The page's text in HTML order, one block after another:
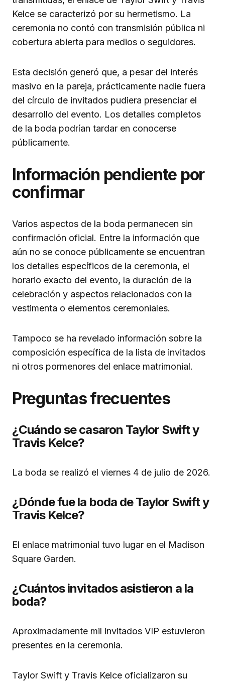
Kelce se caracterizó por su hermetismo. La
ceremonia no contó con transmisión pública ni
cobertura abierta para medios o seguidores.
Esta decisión generó que, a pesar del interés
masivo en la pareja, prácticamente nadie fuera
del círculo de invitados pudiera presenciar el
desarrollo del evento. Los detalles completos
de la boda podrían tardar en conocerse
públicamente.
Información pendiente por
confirmar
Varios aspectos de la boda permanecen sin
confirmación oficial. Entre la información que
aún no se conoce públicamente se encuentran
los detalles específicos de la ceremonia, el
horario exacto del evento, la duración de la
celebración y aspectos relacionados con la
vestimenta o elementos ceremoniales.
Tampoco se ha revelado información sobre la
composición específica de la lista de invitados
ni otros pormenores del enlace matrimonial.
Preguntas frecuentes
¿Cuándo se casaron Taylor Swift y
Travis Kelce?
La boda se realizó el viernes 4 de julio de 2026.
¿Dónde fue la boda de Taylor Swift y
Travis Kelce?
El enlace matrimonial tuvo lugar en el Madison
Square Garden.
¿Cuántos invitados asistieron a la
boda?
Aproximadamente mil invitados VIP estuvieron
presentes en la ceremonia.
Taylor Swift y Travis Kelce oficializaron su